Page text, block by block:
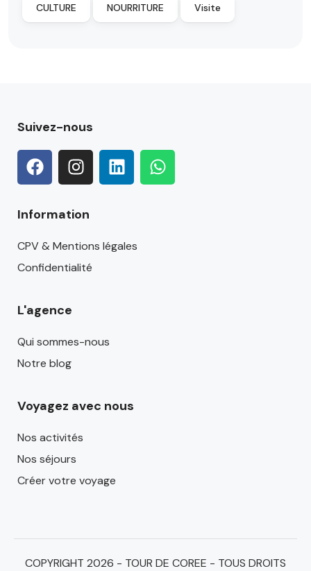
CULTURE NOURRITURE Visite
Suivez-nous
Information
CPV & Mentions légales
Confidentialité
L'agence
Qui sommes-nous
Notre blog
Voyagez avec nous
Nos activités
Nos séjours
Créer votre voyage
COPYRIGHT 2026 - TOUR DE COREE - TOUS DROITS